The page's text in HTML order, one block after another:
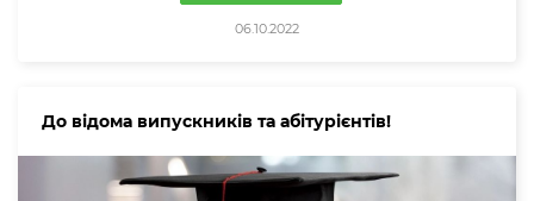
06.10.2022
До відома випускників та абітурієнтів!